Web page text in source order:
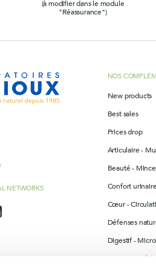
(à modifier dans le module
"Réassurance")
NETWORKS
NOS
New products
Best sales
Prices drop
Articulaire -
Beauté -
Confort
Cœur -
Défenses
Digestif -
Drainage -